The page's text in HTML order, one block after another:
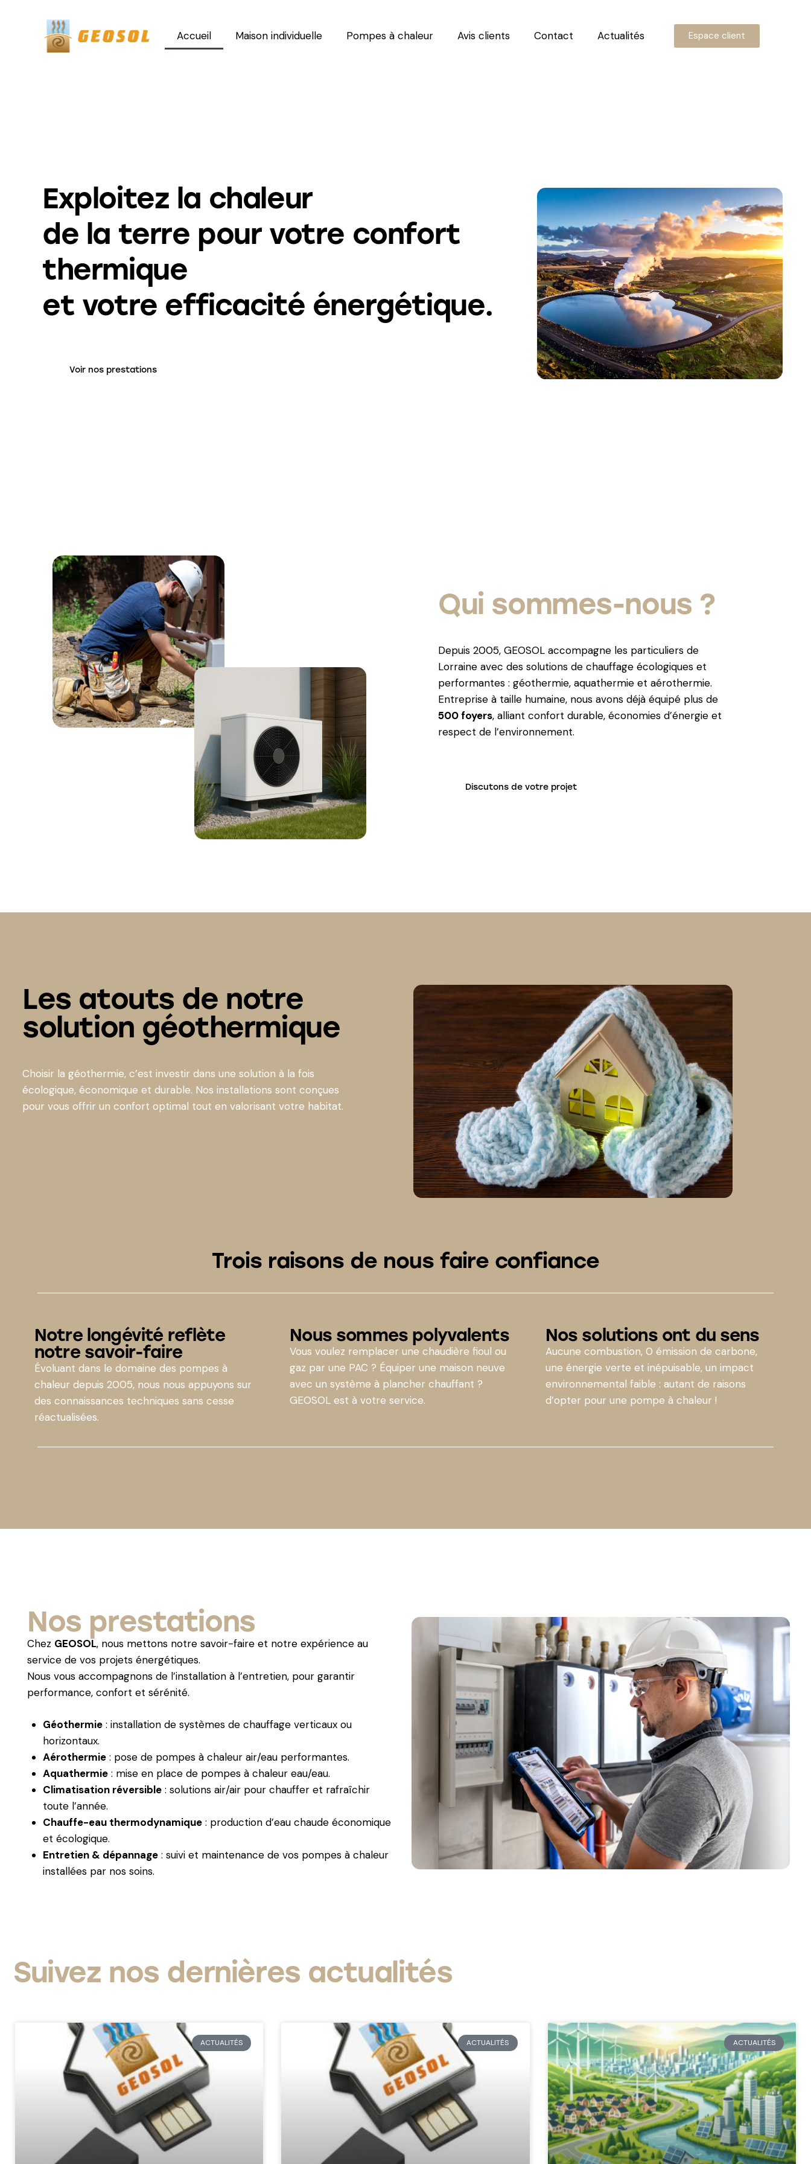
Accueil Maison individuelle Pompes à chaleur Avis clients Contact Actualités Espace client
Exploitez la chaleur
de la terre pour votre confort
thermique
et votre efficacité énergétique.
Voir nos prestations
Qui sommes-nous ?
Depuis 2005, GEOSOL accompagne les particuliers de
Lorraine avec des solutions de chauffage écologiques et
performantes : géothermie, aquathermie et aérothermie.
Entreprise à taille humaine, nous avons déjà équipé plus de
500 foyers, alliant confort durable, économies d’énergie et
respect de l’environnement.
Discutons de votre projet
Les atouts de notre
solution géothermique
Choisir la géothermie, c’est investir dans une solution à la fois
écologique, économique et durable. Nos installations sont conçues
pour vous offrir un confort optimal tout en valorisant votre habitat.
Trois raisons de nous faire confiance
Notre longévité reflète
notre savoir-faire
Évoluant dans le domaine des pompes à
chaleur depuis 2005, nous nous appuyons sur
des connaissances techniques sans cesse
réactualisées.
Nous sommes polyvalents
Vous voulez remplacer une chaudière fioul ou
gaz par une PAC ? Équiper une maison neuve
avec un système à plancher chauffant ?
GEOSOL est à votre service.
Nos solutions ont du sens
Aucune combustion, 0 émission de carbone,
une énergie verte et inépuisable, un impact
environnemental faible : autant de raisons
d’opter pour une pompe à chaleur !
Nos prestations
Chez GEOSOL, nous mettons notre savoir-faire et notre expérience au
service de vos projets énergétiques.
Nous vous accompagnons de l’installation à l’entretien, pour garantir
performance, confort et sérénité.
Géothermie: installation de systèmes de chauffage verticaux ou
horizontaux.
Aérothermie: pose de pompes à chaleur air/eau performantes.
Aquathermie: mise en place de pompes à chaleur eau/eau.
Climatisation réversible: solutions air/air pour chauffer et rafraîchir
toute l’année.
Chauffe-eau thermodynamique: production d’eau chaude économique
et écologique.
Entretien & dépannage: suivi et maintenance de vos pompes à chaleur
installées par nos soins.
Suivez nos dernières actualités
ACTUALITÉS ACTUALITÉS ACTUALITÉS